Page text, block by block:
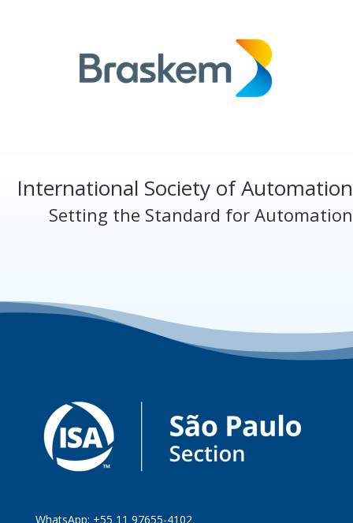
International Society of Automation
Setting the Standard for Automation
WhatsApp: +55 11 97655-4102